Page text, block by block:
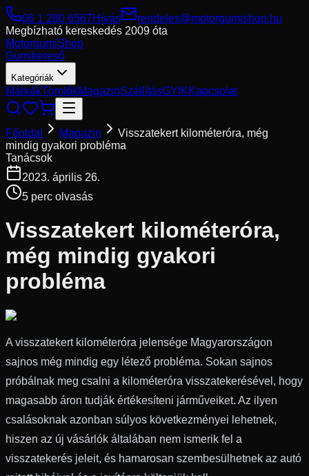
06 1 280 6567Hívás
rendeles@motorgumishop.hu
Megbízható kereskedés 2009 óta
MotorgumiShop
Gumikereső
Kategóriák
MárkákTömlőkMagazinSzállításGYIKKapcsolat
Főoldal Magazin
Visszatekert kilométeróra, még
mindig gyakori probléma
Tanácsok
2023. április 26.
5 perc olvasás
Visszatekert kilométeróra,
még mindig gyakori
probléma
A visszatekert kilométeróra jelensége Magyarországon
sajnos még mindig egy létező probléma. Sokan sajnos
próbálnak meg csalni a kilométeróra visszatekerésével, hogy
magasabb áron tudják értékesíteni járműveiket. Az ilyen
csalásoknak azonban súlyos következményei lehetnek,
hiszen az új vásárlók általában nem ismerik fel a
visszatekerés jeleit, és hamarosan szembesülhetnek az autó